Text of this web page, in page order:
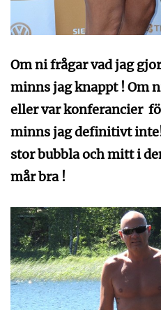
Om ni frågar vad jag
minns jag knappt ! Om
eller var konferancier
minns jag definitivt
stor bubbla och mitt i
mår bra !